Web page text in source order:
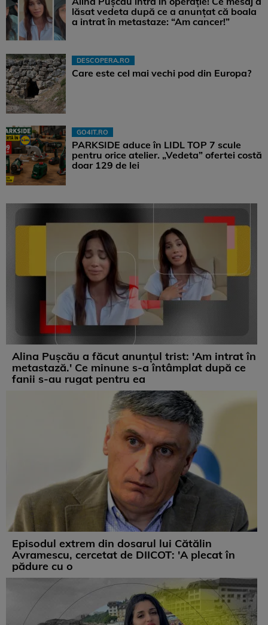
lăsat vedeta după ce a anunțat că boala
a intrat în metastaze: “Am cancer!”
DESCOPERA.RO
Care este cel mai vechi pod din Europa?
GO4IT.RO
PARKSIDE aduce în LIDL TOP 7 scule
pentru orice atelier. „Vedeta” ofertei costă
doar 129 de lei
Alina Pușcău a făcut anunțul trist: 'Am intrat în
metastază.' Ce minune s-a întâmplat după ce
fanii s-au rugat pentru ea
Episodul extrem din dosarul lui Cătălin
Avramescu, cercetat de DIICOT: 'A plecat în
pădure cu o